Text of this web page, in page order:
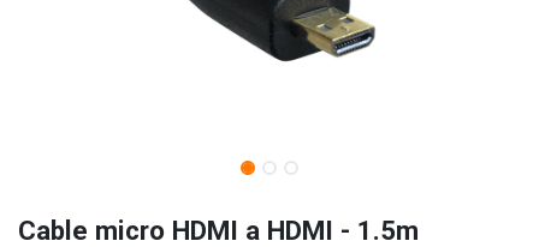
Cable micro HDMI a HDMI - 1.5m